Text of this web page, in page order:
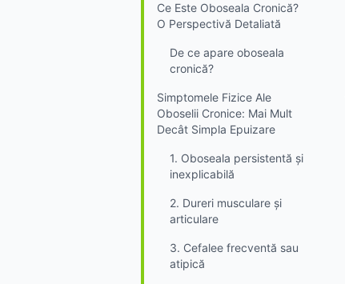
Ce Este Oboseala Cronică?
O Perspectivă Detaliată
De ce apare oboseala
cronică?
Simptomele Fizice Ale
Oboselii Cronice: Mai Mult
Decât Simpla Epuizare
1. Oboseala persistentă și
inexplicabilă
2. Dureri musculare și
articulare
3. Cefalee frecventă sau
atipică